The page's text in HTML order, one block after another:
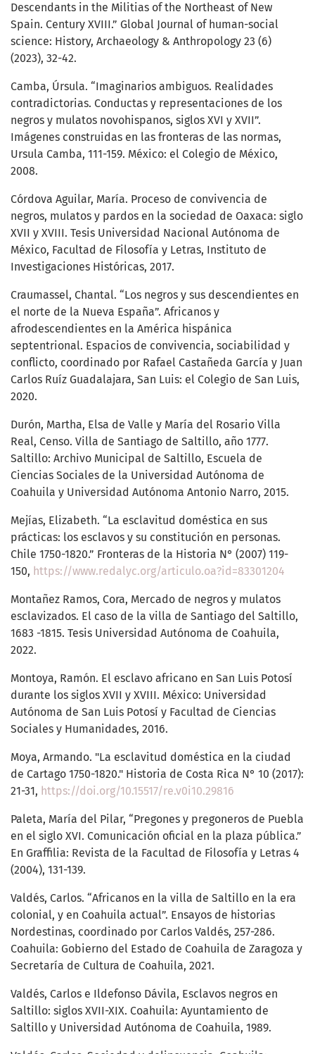
Descendants in the Militias of the Northeast of New
Spain. Century XVIII.” Global Journal of human-social
science: History, Archaeology & Anthropology 23 (6)
(2023), 32-42.
Camba, Úrsula. “Imaginarios ambiguos. Realidades
contradictorias. Conductas y representaciones de los
negros y mulatos novohispanos, siglos XVI y XVII”.
Imágenes construidas en las fronteras de las normas,
Ursula Camba, 111-159. México: el Colegio de México,
2008.
Córdova Aguilar, María. Proceso de convivencia de
negros, mulatos y pardos en la sociedad de Oaxaca: siglo
XVII y XVIII. Tesis Universidad Nacional Autónoma de
México, Facultad de Filosofía y Letras, Instituto de
Investigaciones Históricas, 2017.
Craumassel, Chantal. “Los negros y sus descendientes en
el norte de la Nueva España”. Africanos y
afrodescendientes en la América hispánica
septentrional. Espacios de convivencia, sociabilidad y
conflicto, coordinado por Rafael Castañeda García y Juan
Carlos Ruíz Guadalajara, San Luis: el Colegio de San Luis,
2020.
Durón, Martha, Elsa de Valle y María del Rosario Villa
Real, Censo. Villa de Santiago de Saltillo, año 1777.
Saltillo: Archivo Municipal de Saltillo, Escuela de
Ciencias Sociales de la Universidad Autónoma de
Coahuila y Universidad Autónoma Antonio Narro, 2015.
Mejías, Elizabeth. “La esclavitud doméstica en sus
prácticas: los esclavos y su constitución en personas.
Chile 1750-1820.” Fronteras de la Historia N° (2007) 119-
150, https://www.redalyc.org/articulo.oa?id=83301204
Montañez Ramos, Cora, Mercado de negros y mulatos
esclavizados. El caso de la villa de Santiago del Saltillo,
1683 -1815. Tesis Universidad Autónoma de Coahuila,
2022.
Montoya, Ramón. El esclavo africano en San Luis Potosí
durante los siglos XVII y XVIII. México: Universidad
Autónoma de San Luis Potosí y Facultad de Ciencias
Sociales y Humanidades, 2016.
Moya, Armando. "La esclavitud doméstica en la ciudad
de Cartago 1750-1820." Historia de Costa Rica N° 10 (2017):
21-31, https://doi.org/10.15517/re.v0i10.29816
Paleta, María del Pilar, “Pregones y pregoneros de Puebla
en el siglo XVI. Comunicación oficial en la plaza pública.”
En Graffilia: Revista de la Facultad de Filosofía y Letras 4
(2004), 131-139.
Valdés, Carlos. “Africanos en la villa de Saltillo en la era
colonial, y en Coahuila actual”. Ensayos de historias
Nordestinas, coordinado por Carlos Valdés, 257-286.
Coahuila: Gobierno del Estado de Coahuila de Zaragoza y
Secretaría de Cultura de Coahuila, 2021.
Valdés, Carlos e Ildefonso Dávila, Esclavos negros en
Saltillo: siglos XVII-XIX. Coahuila: Ayuntamiento de
Saltillo y Universidad Autónoma de Coahuila, 1989.